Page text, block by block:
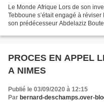
Le Monde Afrique Lors de son
Tebboune s’était engagé à
son prédécesseur Abdelaziz
PROCES EN APPEL LE MARDI
A NIMES
Publié le 03/09/2020 à 12:15
Par bernard-deschamps.over-